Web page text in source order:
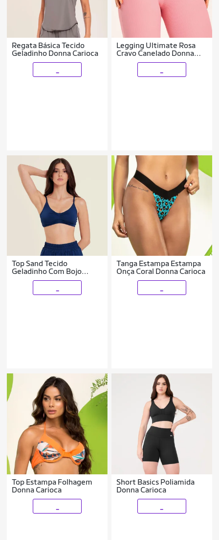
Regata Básica Tecido
Geladinho Donna Carioca
Legging Ultimate Rosa
Cravo Canelado Donna
Carioca
Top Sand Tecido
Geladinho Com Bojo
Donna Carioca
Tanga Estampa Estampa
Onça Coral Donna Carioca
Top Estampa Folhagem
Donna Carioca
Short Basics Poliamida
Donna Carioca